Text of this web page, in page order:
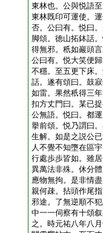
東林也。公與悦語
東林既印可運使。
否。公曰有。悦曰
脚頌。徳山拓鉢話
得無邪。秖如巖頭
公曰有。悦大笑便
不穩。至五更下床
話。遂有頌曰。鼓
如雷。果然秖得三
扣方丈門曰。某已
公無語。悦曰。都
擧前頌。悦乃謂曰
生解。如是之説公
人不覺不知墮在區
行處歩歩皆如。雖
異萬法非殊。休分
應物無拘。是非情
親何疎。拈頭作尾
邪途。了無逆順不
中一一伺察有十頌
之。時元祐八年八